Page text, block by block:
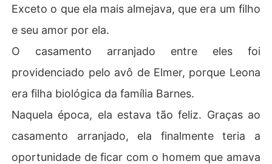
Exceto o que ela mais almejava, que era um filho
e seu amor por ela.
O casamento arranjado entre eles foi
providenciado pelo avô de Elmer, porque Leona
era filha biológica da família Barnes.
Naquela época, ela estava tão feliz. Graças ao
casamento arranjado, ela finalmente teria a
oportunidade de ficar com o homem que amava